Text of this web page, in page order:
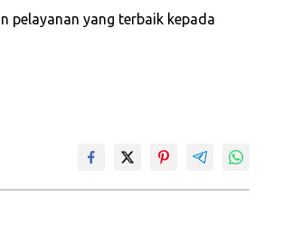
pelayanan yang terbaik kepada